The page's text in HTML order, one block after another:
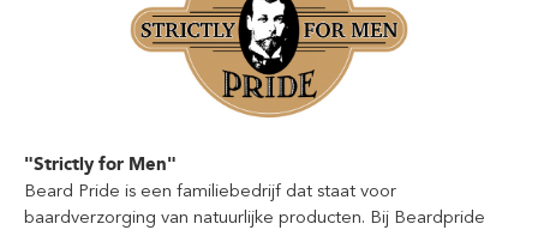
"Strictly for Men"
Beard Pride is een familiebedrijf dat staat voor
baardverzorging van natuurlijke producten. Bij Beardpride